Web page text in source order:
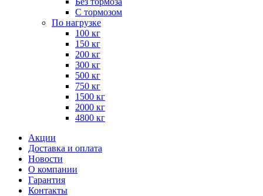
С тормозом
По нагрузке
100 кг
150 кг
200 кг
300 кг
500 кг
750 кг
1500 кг
2000 кг
4800 кг
Акции
Доставка и оплата
Новости
О компании
Гарантия
Контакты